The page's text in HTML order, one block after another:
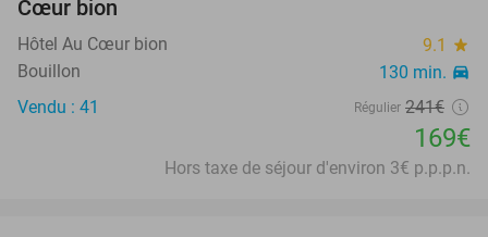
Cœur bion
Hôtel Au Cœur bion 9.1 star
Bouillon 130 min. directions_car
Vendu : 41 Régulier 241€
169€
Hors taxe de séjour d'environ 3€ p.p.p.n.